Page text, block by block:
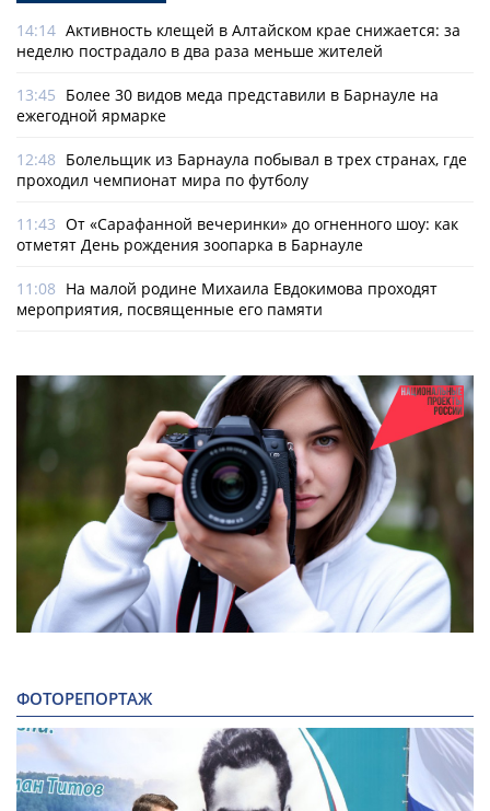
14:14 Активность клещей в Алтайском крае снижается: за
неделю пострадало в два раза меньше жителей
13:45 Более 30 видов меда представили в Барнауле на
ежегодной ярмарке
12:48 Болельщик из Барнаула побывал в трех странах, где
проходил чемпионат мира по футболу
11:43 От «Сарафанной вечеринки» до огненного шоу: как
отметят День рождения зоопарка в Барнауле
11:08 На малой родине Михаила Евдокимова проходят
мероприятия, посвященные его памяти
ФОТОРЕПОРТАЖ